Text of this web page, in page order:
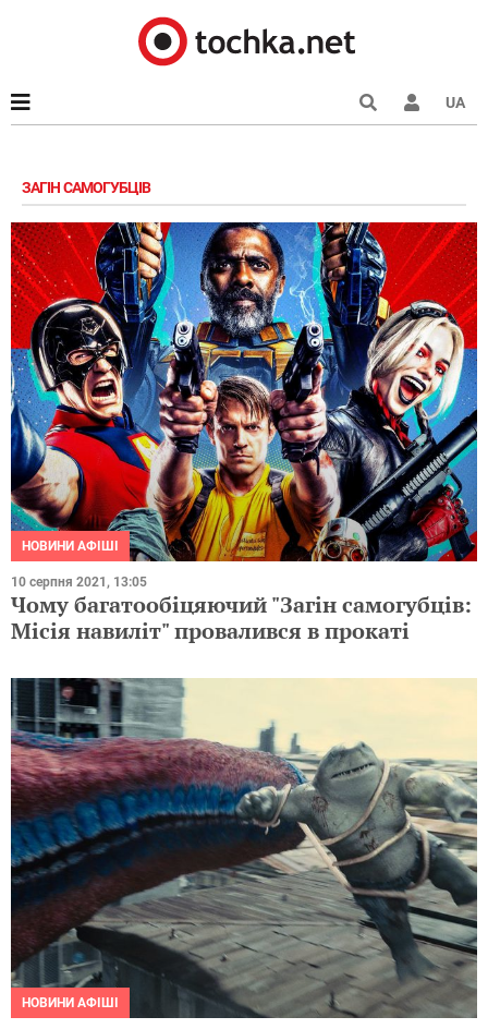
UA
ЗАГІН САМОГУБЦІВ
НОВИНИ АФІШІ
10 серпня 2021, 13:05
Чому багатообіцяючий "Загін самогубців:
Місія навиліт" провалився в прокаті
НОВИНИ АФІШІ